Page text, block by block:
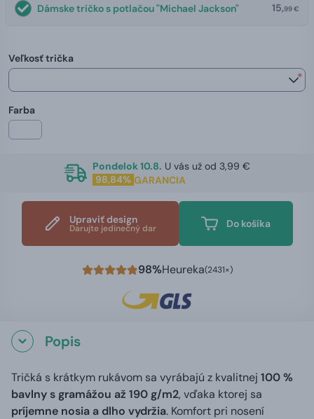
Dámske tričko s potlačou "Michael Jackson" 15,99 €
Veľkosť trička
*
Farba
Pondelok 10.8. U vás už od 3,99 €
98,84% GARANCIA
Upraviť design
Darujte jedinečný dar Do košíka
98%Heureka(2431×)
Popis
Tričká s krátkym rukávom sa vyrábajú z kvalitnej 100 %
bavlny s gramážou až 190 g/m2, vďaka ktorej sa
príjemne nosia a dlho vydržia. Komfort pri nosení